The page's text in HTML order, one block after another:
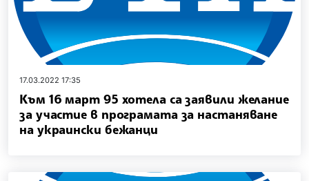
17.03.2022 17:35
Към 16 март 95 хотела са заявили желание
за участие в програмата за настаняване
на украински бежанци